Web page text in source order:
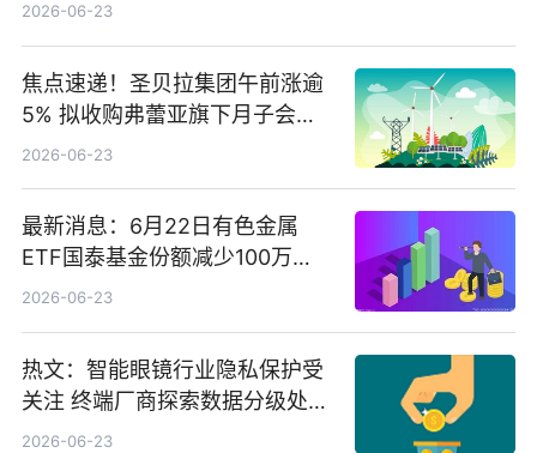
2026-06-23
焦点速递！圣贝拉集团午前涨逾
5% 拟收购弗蕾亚旗下月子会所
业务少数股权
2026-06-23
最新消息：6月22日有色金属
ETF国泰基金份额减少100万
份，重仓股紫金矿业、洛阳钼
2026-06-23
热文：智能眼镜行业隐私保护受
关注 终端厂商探索数据分级处理
等方案
2026-06-23